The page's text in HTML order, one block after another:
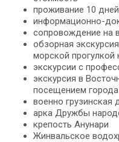
проживание 10
информационно-
сопровождение на
обзорная
морской прогулкой
экскурсии с
экскурсия в
посещением
военно грузинская
арка Дружбы
крепость Анунари
Жинвальское